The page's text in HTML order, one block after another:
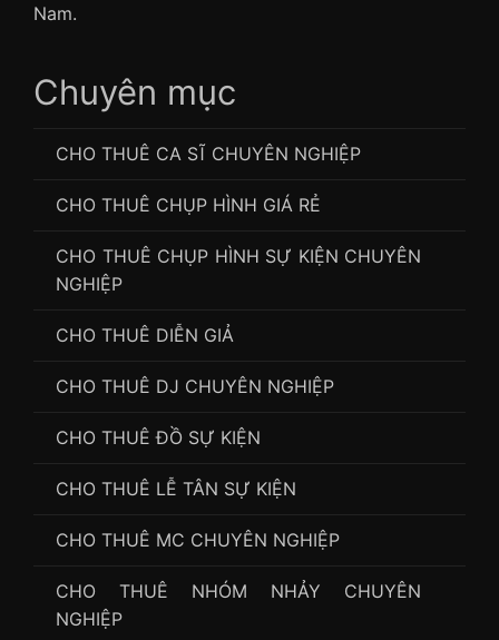
Nam.
Chuyên mục
CHO THUÊ CA SĨ CHUYÊN NGHIỆP
CHO THUÊ CHỤP HÌNH GIÁ RẺ
CHO THUÊ CHỤP HÌNH SỰ KIỆN CHUYÊN
NGHIỆP
CHO THUÊ DIỄN GIẢ
CHO THUÊ DJ CHUYÊN NGHIỆP
CHO THUÊ ĐỒ SỰ KIỆN
CHO THUÊ LỄ TÂN SỰ KIỆN
CHO THUÊ MC CHUYÊN NGHIỆP
CHO THUÊ NHÓM NHẢY CHUYÊN
NGHIỆP